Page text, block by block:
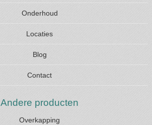
Onderhoud
Locaties
Blog
Contact
Andere producten
Overkapping